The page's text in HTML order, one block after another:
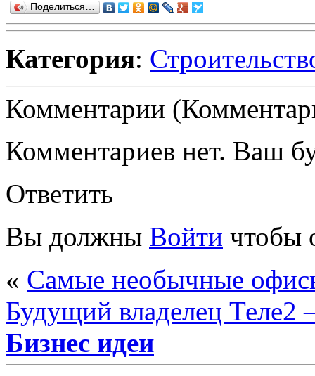
Поделиться…
Категория:
Комментарии
Комментариев нет. Ваш
Ответить
Вы должны Войти чтобы
« Самые необычные
Будущий владелец Теле2
Бизнес идеи